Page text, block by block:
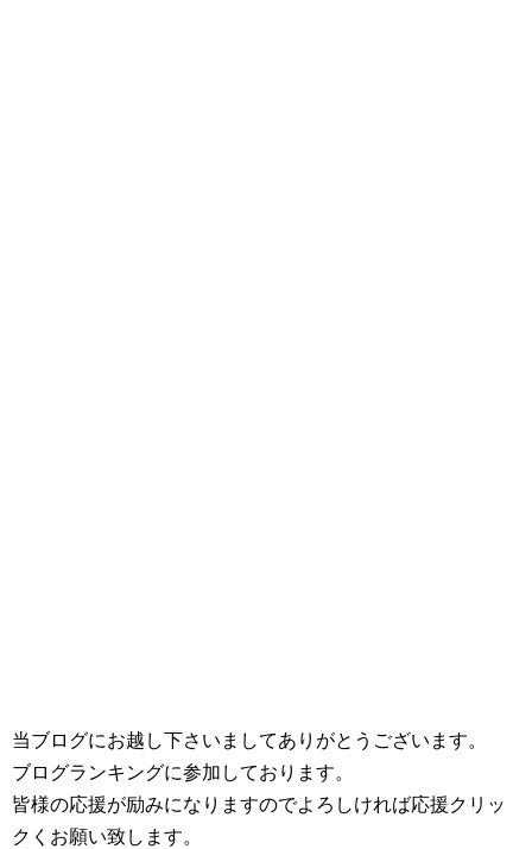
当ブログにお越し下さいましてありがとうございます。
ブログランキングに参加しております。
皆様の応援が励みになりますのでよろしければ応援クリッ
クくお願い致します。